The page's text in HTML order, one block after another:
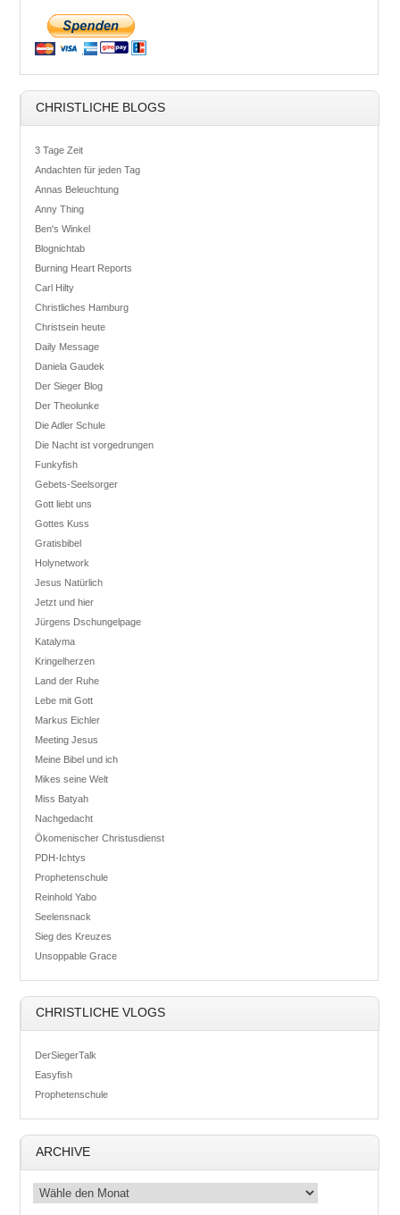
CHRISTLICHE BLOGS
3 Tage Zeit
Andachten für jeden Tag
Annas Beleuchtung
Anny Thing
Ben's Winkel
Blognichtab
Burning Heart Reports
Carl Hilty
Christliches Hamburg
Christsein heute
Daily Message
Daniela Gaudek
Der Sieger Blog
Der Theolunke
Die Adler Schule
Die Nacht ist vorgedrungen
Funkyfish
Gebets-Seelsorger
Gott liebt uns
Gottes Kuss
Gratisbibel
Holynetwork
Jesus Natürlich
Jetzt und hier
Jürgens Dschungelpage
Katalyma
Kringelherzen
Land der Ruhe
Lebe mit Gott
Markus Eichler
Meeting Jesus
Meine Bibel und ich
Mikes seine Welt
Miss Batyah
Nachgedacht
Ökomenischer Christusdienst
PDH-Ichtys
Prophetenschule
Reinhold Yabo
Seelensnack
Sieg des Kreuzes
Unsoppable Grace
CHRISTLICHE VLOGS
DerSiegerTalk
Easyfish
Prophetenschule
ARCHIVE